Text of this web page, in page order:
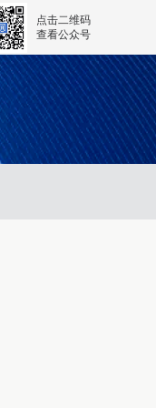
点击二维码
查看公众号